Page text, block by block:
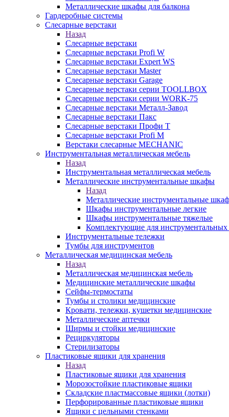
Металлические шкафы для балкона
Гардеробные системы
Слесарные верстаки
Назад
Слесарные верстаки
Слесарные верстаки Profi W
Слесарные верстаки Expert WS
Слесарные верстаки Master
Слесарные верстаки Garage
Слесарные верстаки серии TOOLLBOX
Слесарные верстаки серии WORK-75
Слесарные верстаки Металл-Завод
Слесарные верстаки Пакс
Слесарные верстаки Профи Т
Слесарные верстаки Profi M
Верстаки слесарные MECHANIC
Инструментальная металлическая мебель
Назад
Инструментальная металлическая мебель
Металлические инструментальные шкафы
Назад
Металлические инструментальные
Шкафы инструментальные легкие
Шкафы инструментальные тяжелые
Комплектующие для
Инструментальные тележки
Тумбы для инструментов
Металлическая медицинская мебель
Назад
Металлическая медицинская мебель
Медицинские металлические шкафы
Сейфы-термостаты
Тумбы и столики медицинские
Кровати, тележки, кушетки медицинские
Металлические аптечки
Ширмы и стойки медицинские
Рециркуляторы
Стерилизаторы
Пластиковые ящики для хранения
Назад
Пластиковые ящики для хранения
Морозостойкие пластиковые ящики
Складские пластмассовые ящики (лотки)
Перфорированные пластиковые ящики
Ящики с цельными стенками